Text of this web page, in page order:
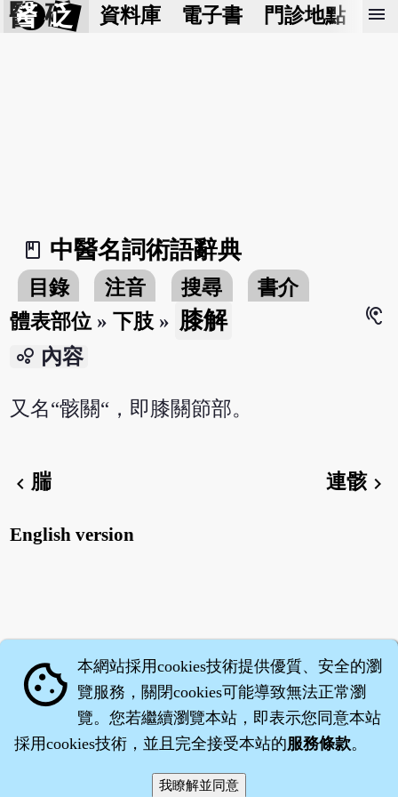
醫 砭 資料庫 電子書 門診地點 預
menu
book_2
中醫名詞術語辭典
目錄 注音 搜尋
書介
體表部位 »下肢 » 膝解
hearing
bubble_chart 內容
又名“骸關“，即膝關節部。
chevron_left腨 連骸chevron_right
English version
‧沈藥子©2008～2026
cookie 本網站採用cookies技術提供優質、安全的瀏
覽服務，關閉cookies可能導致無法正常瀏
覽。您若繼續瀏覽本站，即表示您同意本站
採用cookies技術，並且完全接受本站的服務條款。